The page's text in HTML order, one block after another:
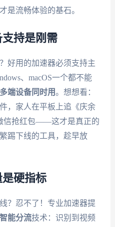
是流畅体验的基石。
持是刚需
好用的加速器必须支持主
、macOS一个都不能
端设备同时用。想想看：
，家人在平板上追《庆余
信抢红包——这才是真正的
踢下线的工具，趁早放
硬指标
？忍不了！专业加速器提
能分流技术：识别到视频